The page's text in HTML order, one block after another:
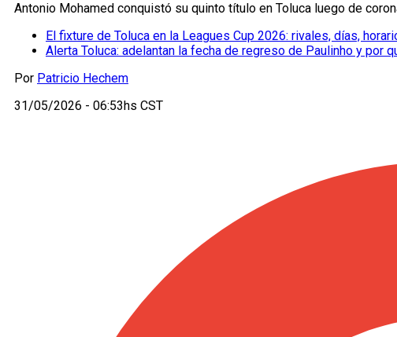
Antonio Mohamed conquistó su quinto título en Toluca luego de
El fixture de Toluca en la Leagues Cup 2026: rivales, días,
Alerta Toluca: adelantan la fecha de regreso de Paulinho y por
Por Patricio Hechem
31/05/2026 - 06:53hs CST